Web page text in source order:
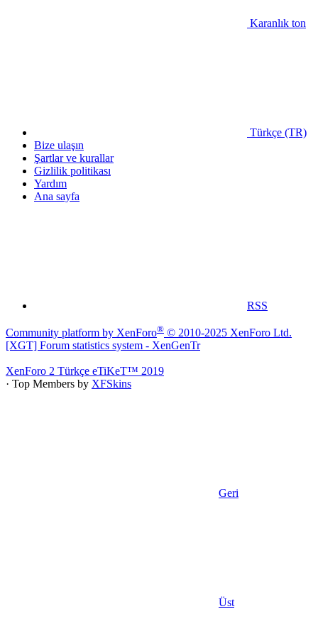
Karanlık ton
Türkçe (TR)
Bize ulaşın
Şartlar ve kurallar
Gizlilik politikası
Yardım
Ana sayfa
RSS
Community platform by XenForo® © 2010-2025 XenForo Ltd.
[XGT] Forum statistics system - XenGenTr
XenForo 2 Türkçe eTiKeT™ 2019
· Top Members by XFSkins
Geri
Üst